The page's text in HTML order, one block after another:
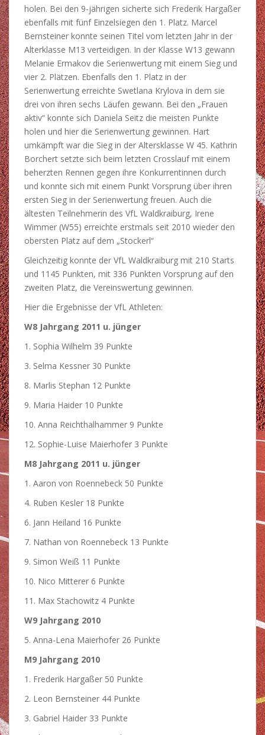
holen. Bei den 9-jährigen sicherte sich Frederik Hargaßer
ebenfalls mit fünf Einzelsiegen den 1. Platz. Marcel
Bernsteiner konnte seinen Titel vom letzten Jahr in der
Alterklasse M13 verteidigen. In der Klasse W13 gewann
Melanie Ermakov die Serienwertung mit einem Sieg und
vier 2. Plätzen. Ebenfalls den 1. Platz in der
Serienwertung erreichte Swetlana Krylova in dem sie
drei von ihren sechs Läufen gewann. Bei den „Frauen
aktiv“ konnte sich Daniela Seitz die meisten Punkte
holen und hier die Serienwertung gewinnen. Hart
umkämpft war die Sieg in der Altersklasse W 45. Kathrin
Borchert setzte sich beim letzten Crosslauf mit einem
beherzten Rennen gegen ihre Konkurrentinnen durch
und konnte sich mit einem Punkt Vorsprung über ihren
ersten Sieg in der Serienwertung freuen. Auch die
ältesten Teilnehmerin des VfL Waldkraiburg, Irene
Wimmer (W55) erreichte erstmals seit 2010 wieder den
obersten Platz auf dem „Stockerl“
Gleichzeitig konnte der VfL Waldkraiburg mit 210 Starts
und 1145 Punkten, mit 336 Punkten Vorsprung auf den
zweiten Platz, die Vereinswertung gewinnen.
Hier die Ergebnisse der VfL Athleten:
W8 Jahrgang 2011 u. jünger
1. Sophia Wilhelm 39 Punkte
3. Selma Kessner 30 Punkte
8. Marlis Stephan 12 Punkte
9. Maria Haider 10 Punkte
10. Anna Reichthalhammer 9 Punkte
12. Sophie-Luise Maierhofer 3 Punkte
M8 Jahrgang 2011 u. jünger
1. Aaron von Roennebeck 50 Punkte
4. Ruben Kesler 18 Punkte
6. Jann Heiland 16 Punkte
7. Nathan von Roennebeck 13 Punkte
9. Simon Weiß 11 Punkte
10. Nico Mitterer 6 Punkte
11. Max Stachowitz 4 Punkte
W9 Jahrgang 2010
5. Anna-Lena Maierhofer 26 Punkte
M9 Jahrgang 2010
1. Frederik Hargaßer 50 Punkte
2. Leon Bernsteiner 44 Punkte
3. Gabriel Haider 33 Punkte